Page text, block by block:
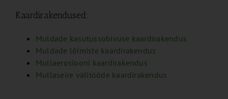
Kaardirakendused:
Muldade kasutussobivuse kaardirakendus
Muldade lõimiste kaardirakendus
Mullaerosiooni kaardirakendus
Mullaseire välitööde kaardirakendus